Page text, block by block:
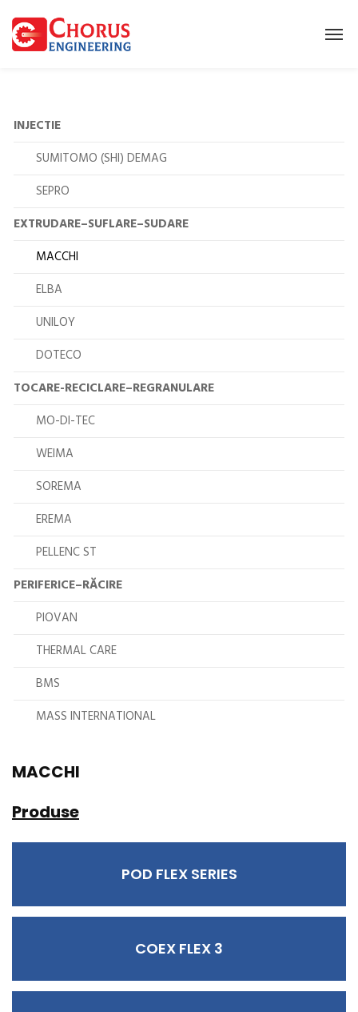
INJECTIE
SUMITOMO (SHI) DEMAG
SEPRO
EXTRUDARE–SUFLARE–SUDARE
MACCHI
ELBA
UNILOY
DOTECO
TOCARE-RECICLARE–REGRANULARE
MO-DI-TEC
WEIMA
SOREMA
EREMA
PELLENC ST
PERIFERICE–RĂCIRE
PIOVAN
THERMAL CARE
BMS
MASS INTERNATIONAL
MACCHI
Produse
POD FLEX SERIES
COEX FLEX 3